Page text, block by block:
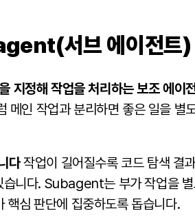
(서브 에이전트)
정해 작업을 처리하는 보조 에이
메인 작업과 분리하면 좋은 일을 별
다작업이 길어질수록 코드 탐색 결
습니다. Subagent는 부가 작업을
심 판단에 집중하도록 돕습니다.